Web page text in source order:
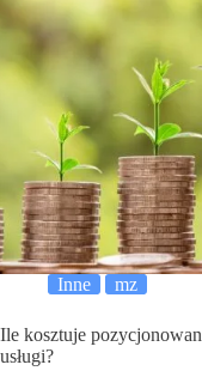
Inne mz
Ile kosztuje
usługi?